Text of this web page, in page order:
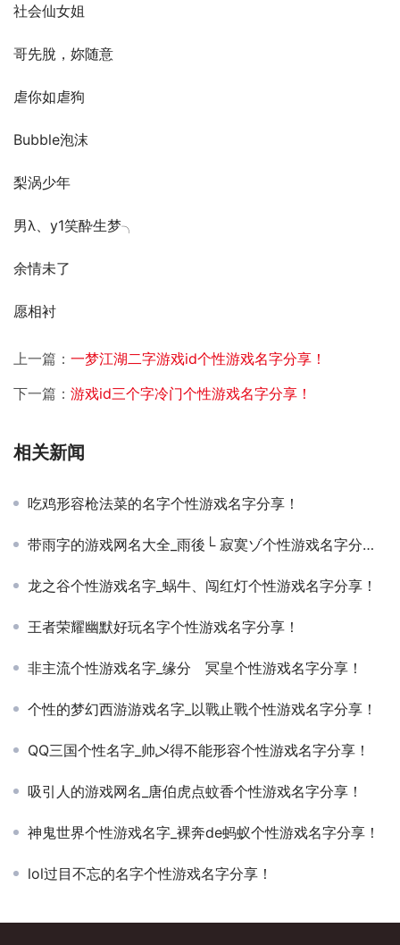
社会仙女姐
哥先脫，妳随意
虐你如虐狗
Bubble泡沫
梨涡少年
男λ、y1笑酔生梦╮
余情未了
愿相衬
上一篇： 一梦江湖二字游戏id个性游戏名字分享！
下一篇： 游戏id三个字冷门个性游戏名字分享！
相关新闻
吃鸡形容枪法菜的名字个性游戏名字分享！
带雨字的游戏网名大全_雨後└ 寂寞ゾ个性游戏名字分享！
龙之谷个性游戏名字_蜗牛、闯红灯个性游戏名字分享！
王者荣耀幽默好玩名字个性游戏名字分享！
非主流个性游戏名字_缘分ゞ冥皇个性游戏名字分享！
个性的梦幻西游游戏名字_以戰止戰个性游戏名字分享！
QQ三国个性名字_帅乄得不能形容个性游戏名字分享！
吸引人的游戏网名_唐伯虎点蚊香个性游戏名字分享！
神鬼世界个性游戏名字_裸奔de蚂蚁个性游戏名字分享！
lol过目不忘的名字个性游戏名字分享！